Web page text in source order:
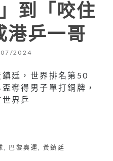
到「咬住
港乒一哥
2024
廷，世界排名第50
奪得男子單打銅牌，
界乒
巴黎奧運 黃鎮廷